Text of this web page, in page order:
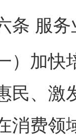
服务
加快培
民、激
消费领